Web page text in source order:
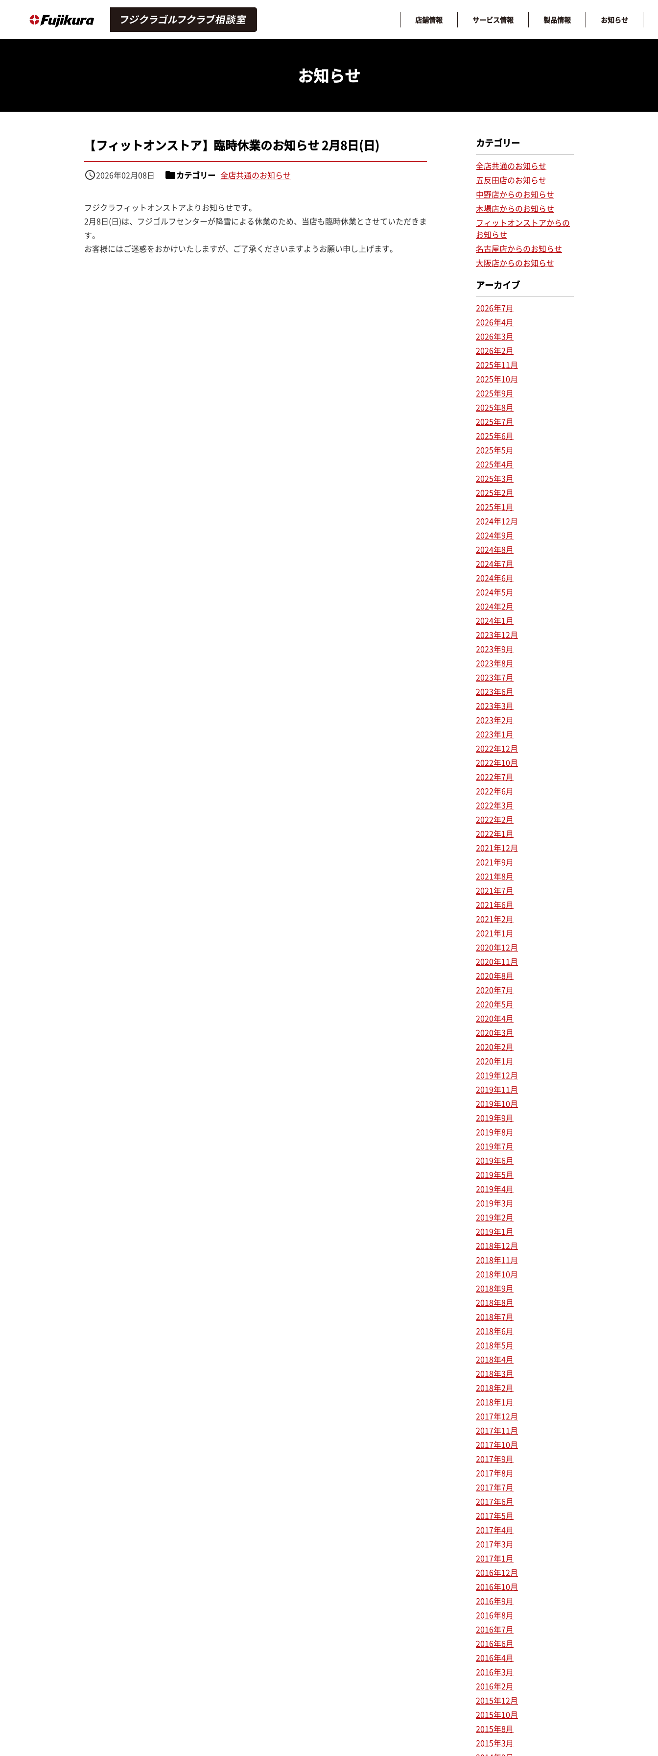
店舗情報 サービス情報 製品情報 お知らせ
お知らせ
【フィットオンストア】臨時休業のお知らせ 2月8日(日)
access_time2026年02月08日 folderカテゴリー 全店共通のお知らせ
フジクラフィットオンストアよりお知らせです。
2月8日(日)は、フジゴルフセンターが降雪による休業のため、当店も臨時休業とさせていただきま
す。
お客様にはご迷惑をおかけいたしますが、ご了承くださいますようお願い申し上げます。
カテゴリー
全店共通のお知らせ
五反田店のお知らせ
中野店からのお知らせ
木場店からのお知らせ
フィットオンストアからの
お知らせ
名古屋店からのお知らせ
大阪店からのお知らせ
アーカイブ
2026年7月
2026年4月
2026年3月
2026年2月
2025年11月
2025年10月
2025年9月
2025年8月
2025年7月
2025年6月
2025年5月
2025年4月
2025年3月
2025年2月
2025年1月
2024年12月
2024年9月
2024年8月
2024年7月
2024年6月
2024年5月
2024年2月
2024年1月
2023年12月
2023年9月
2023年8月
2023年7月
2023年6月
2023年3月
2023年2月
2023年1月
2022年12月
2022年10月
2022年7月
2022年6月
2022年3月
2022年2月
2022年1月
2021年12月
2021年9月
2021年8月
2021年7月
2021年6月
2021年2月
2021年1月
2020年12月
2020年11月
2020年8月
2020年7月
2020年5月
2020年4月
2020年3月
2020年2月
2020年1月
2019年12月
2019年11月
2019年10月
2019年9月
2019年8月
2019年7月
2019年6月
2019年5月
2019年4月
2019年3月
2019年2月
2019年1月
2018年12月
2018年11月
2018年10月
2018年9月
2018年8月
2018年7月
2018年6月
2018年5月
2018年4月
2018年3月
2018年2月
2018年1月
2017年12月
2017年11月
2017年10月
2017年9月
2017年8月
2017年7月
2017年6月
2017年5月
2017年4月
2017年3月
2017年1月
2016年12月
2016年10月
2016年9月
2016年8月
2016年7月
2016年6月
2016年4月
2016年3月
2016年2月
2015年12月
2015年10月
2015年8月
2015年3月